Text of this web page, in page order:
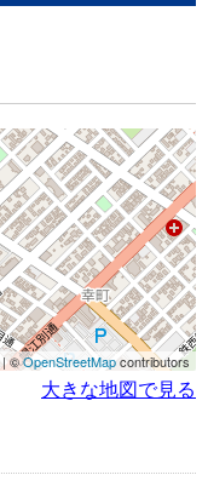
| ©OpenStreetMapcontributors
大きな地図で見る